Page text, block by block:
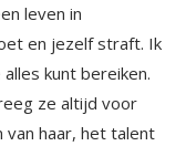
leven in
en jezelf straft. Ik
kunt bereiken.
ze altijd voor
van haar, het talent